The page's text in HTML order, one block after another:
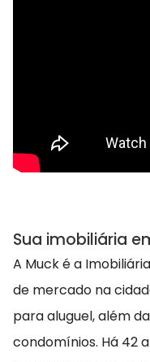
Sua imobiliária
A Muck é a
de mercado na
para aluguel, além
condomínios. Há 42